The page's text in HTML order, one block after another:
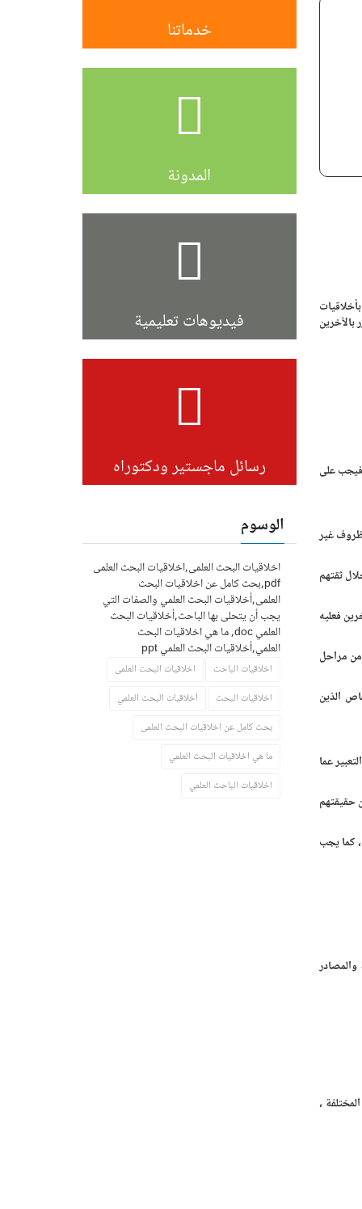
على
ظروف غير
ثقتهم
فعليه
مراحل
الذين
عما
حقيقتهم
كما يجب
والمصادر
،
خدماتنا
المدونة
فيديوهات تعليمية
رسائل ماجستير ودكتوراه
الوسوم
اخلاقيات البحث العلمى,اخلاقيات البحث العلمى
pdf,بحث كامل عن اخلاقيات البحث
العلمى,أخلاقيات البحث العلمي والصفات التي
يجب أن يتحلى بها الباحث,أخلاقيات البحث
العلمي doc, ما هي اخلاقيات البحث
العلمي,أخلاقيات البحث العلمي ppt
اخلاقيات الباحث
اخلاقيات البحث العلمى
اخلاقيات البحث
أخلاقيات البحث العلمي
بحث كامل عن اخلاقيات البحث العلمى
ما هي اخلاقيات البحث العلمي
اخلاقيات الباحث العلمي